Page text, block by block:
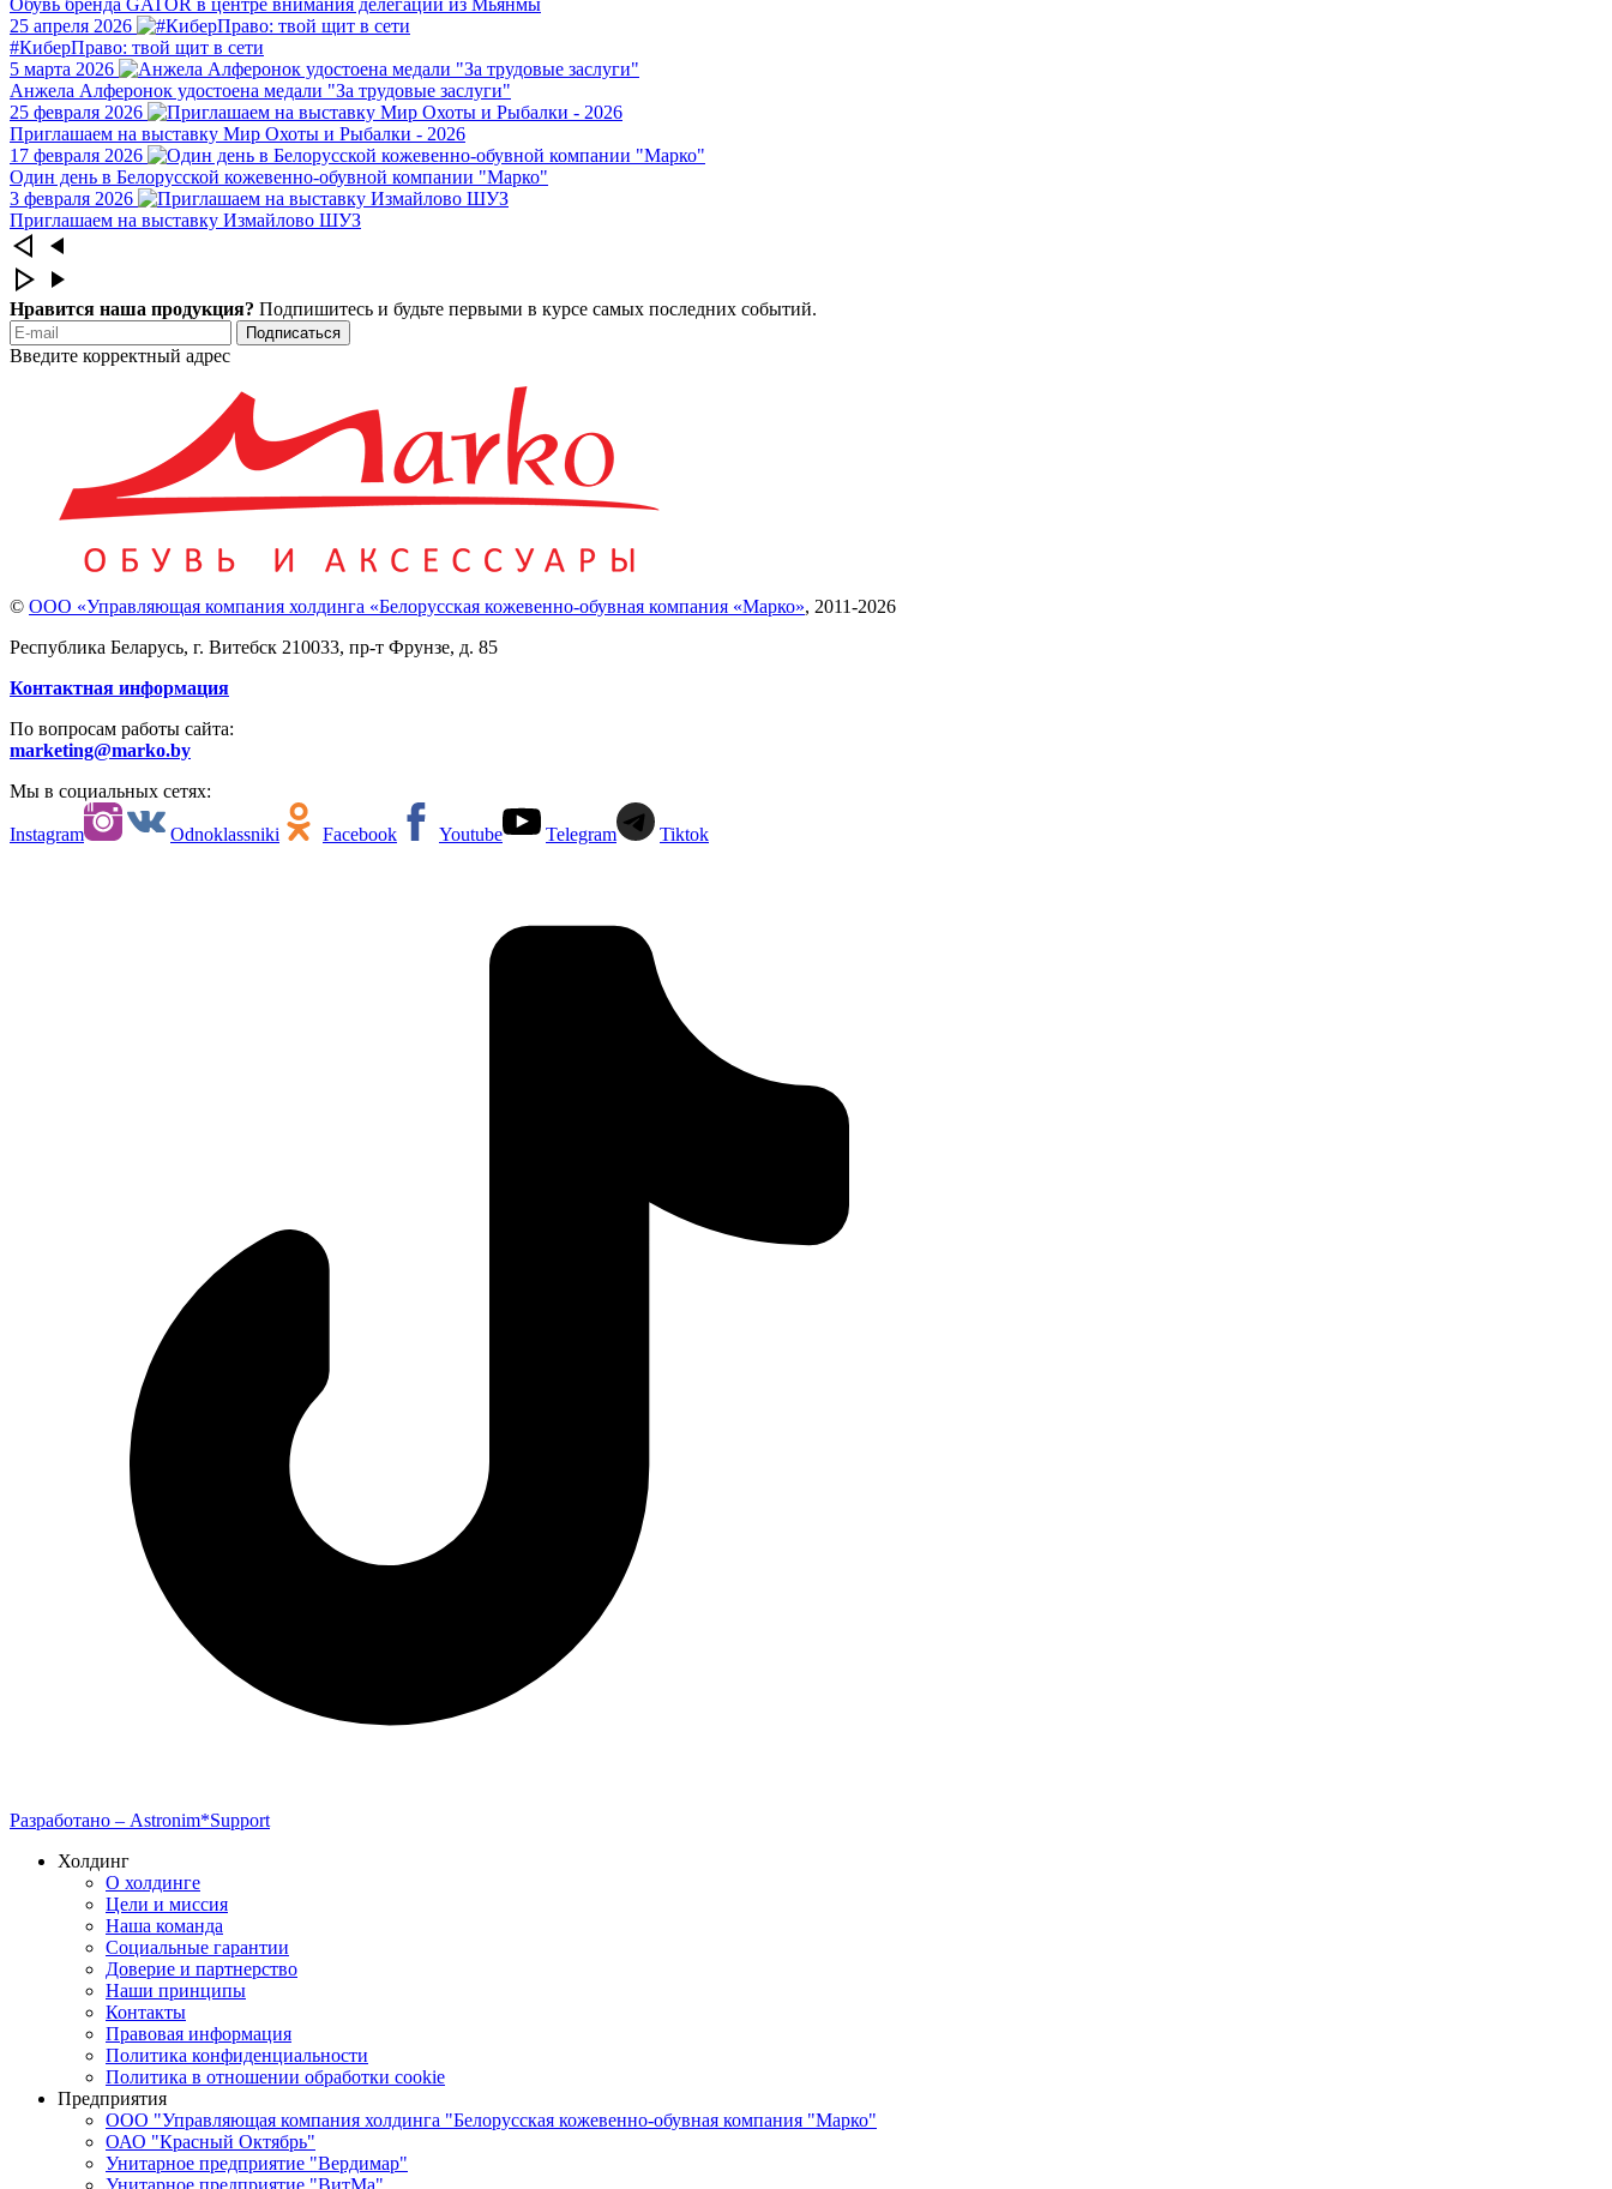
25 апреля 2026
#КиберПраво: твой щит в сети
5 марта 2026
Анжела Алферонок удостоена медали "За трудовые заслуги"
25 февраля 2026
Приглашаем на выставку Мир Охоты и Рыбалки - 2026
17 февраля 2026
Один день в Белорусской кожевенно-обувной компании "Марко"
3 февраля 2026
Приглашаем на выставку Измайлово ШУЗ
Нравится наша продукция? Подпишитесь и будьте первыми в курсе самых последних событий.
Подписаться
Введите корректный адрес
© ООО «Управляющая компания холдинга «Белорусская кожевенно-обувная компания «Марко», 2011-2026
Республика Беларусь, г. Витебск 210033, пр-т Фрунзе, д. 85
Контактная информация
По вопросам работы сайта:
marketing@marko.by
Мы в социальных сетях:
Instagram Odnoklassniki Facebook Youtube Telegram Tiktok
Разработано – Astronim*Support
Холдинг
О холдинге
Цели и миссия
Наша команда
Социальные гарантии
Доверие и партнерство
Наши принципы
Контакты
Правовая информация
Политика конфиденциальности
Политика в отношении обработки cookie
Предприятия
ООО "Управляющая компания холдинга "Белорусская кожевенно-обувная компания "Марко"
ОАО "Красный Октябрь"
Унитарное предприятие "Вердимар"
Унитарное предприятие "ВитМа"